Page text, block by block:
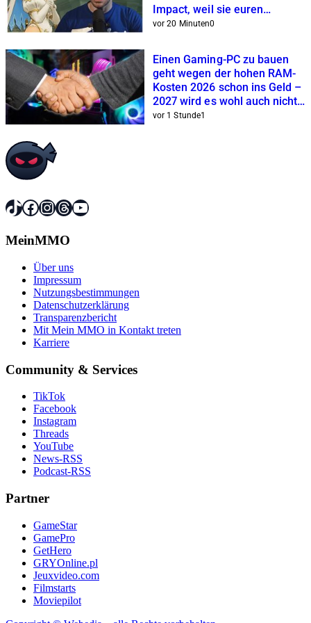
Impact, weil sie euren
Geldbeutel respektiert
vor 20 Minuten0
Einen Gaming-PC zu bauen
geht wegen der hohen RAM-
Kosten 2026 schon ins Geld –
2027 wird es wohl auch nicht
besser
vor 1 Stunde1
TikTok
Facebook
Instagram
Threads
YouTube
MeinMMO
Über uns
Impressum
Nutzungsbestimmungen
Datenschutzerklärung
Transparenzbericht
Mit Mein MMO in Kontakt treten
Karriere
Community & Services
TikTok
Facebook
Instagram
Threads
YouTube
News-RSS
Podcast-RSS
Partner
GameStar
GamePro
GetHero
GRYOnline.pl
Jeuxvideo.com
Filmstarts
Moviepilot